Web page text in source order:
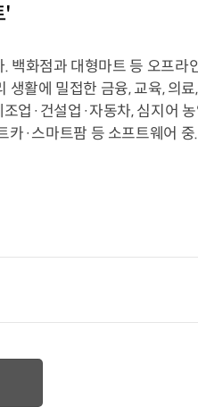
'
화점과 대형마트 등 오프라
활에 밀접한 금융, 교육, 의
업·건설업·자동차, 심지어
·스마트팜 등 소프트웨어 중